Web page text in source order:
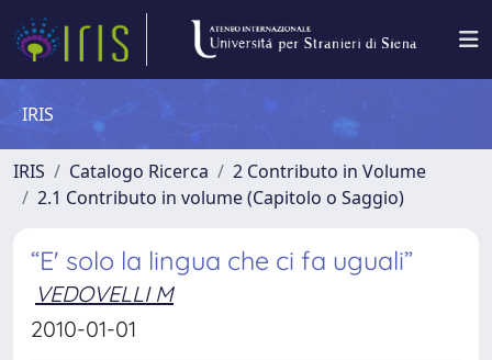
IRIS
IRIS Catalogo Ricerca
2 Contributo in Volume
2.1 Contributo in volume (Capitolo o Saggio)
“E' solo la lingua che ci fa uguali”
VEDOVELLI M
2010-01-01